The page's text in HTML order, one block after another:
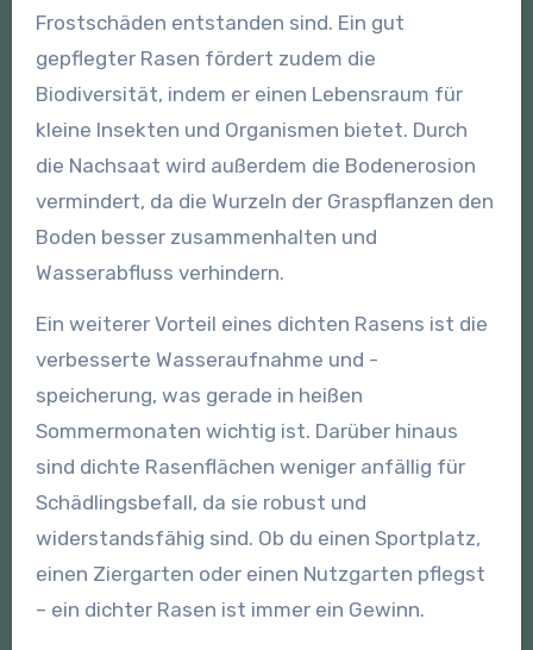
Frostschäden entstanden sind. Ein gut
gepflegter Rasen fördert zudem die
Biodiversität, indem er einen Lebensraum für
kleine Insekten und Organismen bietet. Durch
die Nachsaat wird außerdem die Bodenerosion
vermindert, da die Wurzeln der Graspflanzen den
Boden besser zusammenhalten und
Wasserabfluss verhindern.
Ein weiterer Vorteil eines dichten Rasens ist die
verbesserte Wasseraufnahme und -
speicherung, was gerade in heißen
Sommermonaten wichtig ist. Darüber hinaus
sind dichte Rasenflächen weniger anfällig für
Schädlingsbefall, da sie robust und
widerstandsfähig sind. Ob du einen Sportplatz,
einen Ziergarten oder einen Nutzgarten pflegst
– ein dichter Rasen ist immer ein Gewinn.